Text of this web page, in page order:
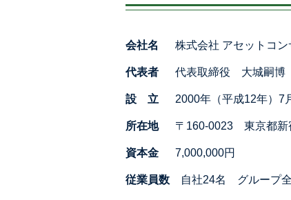
会社名 株式会社 アセットコン
代表者 代表取締役 大城嗣博
設 立 2000年（平成12年）7
所在地 〒160-0023 東京都新
資本金 7,000,000円
従業員数 自社24名 グループ全